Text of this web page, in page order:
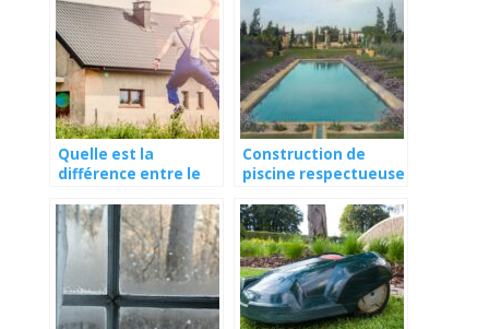
Quelle est la
différence entre le
maître d’ouvrage ?
Construction de
piscine respectueuse
comment concilier
plaisir et durabilité ?